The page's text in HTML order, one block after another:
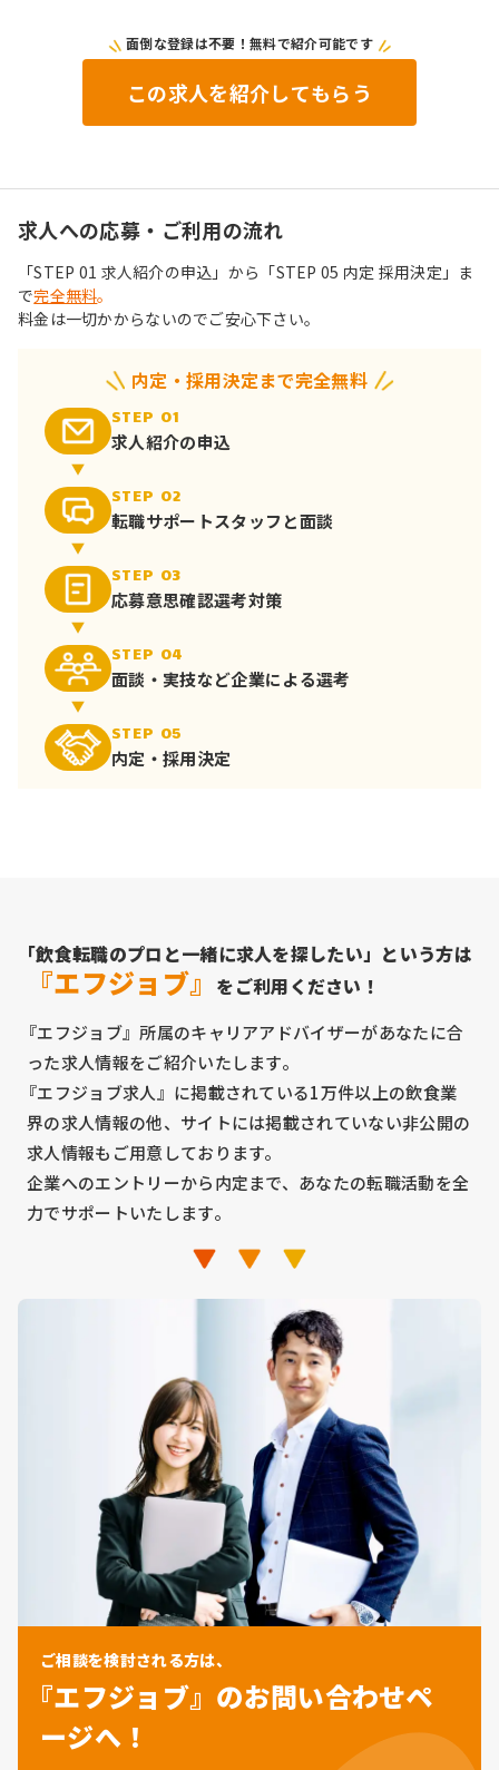
面倒な登録は不要！無料で紹介可能です
この求人を紹介してもらう
求人への応募・ご利用の流れ
「STEP 01 求人紹介の申込」から「STEP 05 内定 採用決定」ま
で完全無料。
料金は一切かからないのでご安心下さい。
内定・採用決定まで完全無料
STEP 01
求人紹介の申込
STEP 02
転職サポートスタッフと面談
STEP 03
応募意思確認選考対策
STEP 04
面談・実技など企業による選考
STEP 05
内定・採用決定
「飲食転職のプロと一緒に求人を探したい」という方は
『エフジョブ』 をご利用ください！
『エフジョブ』所属のキャリアアドバイザーがあなたに合
った求人情報をご紹介いたします。
『エフジョブ求人』に掲載されている1万件以上の飲食業
界の求人情報の他、サイトには掲載されていない非公開の
求人情報もご用意しております。
企業へのエントリーから内定まで、あなたの転職活動を全
力でサポートいたします。
ご相談を検討される方は、
『エフジョブ』のお問い合わせペ
ージへ！